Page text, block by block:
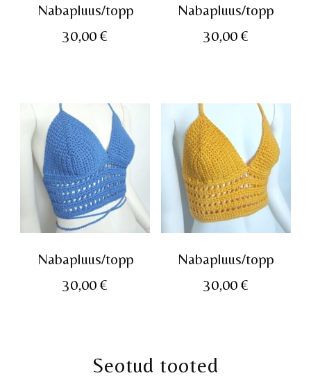
Nabapluus/topp
30,00€
Nabapluus/topp
30,00 €
Nabapluus/topp
30,00€
Nabapluus/topp
30,00 €
Seotud tooted